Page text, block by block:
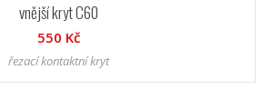
vnější kryt C60
550 Kč
řezací kontaktní kryt